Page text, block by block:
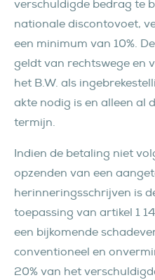
verschuldigde bedrag te
nationale discontovoet,
een minimum van 10%.
geldt van rechtswege en
het B.W. als
akte nodig is en alleen al
termijn.
Indien de betaling niet
opzenden van een
herinneringsschrijven is
toepassing van artikel 1
een bijkomende
conventioneel en
20% van het